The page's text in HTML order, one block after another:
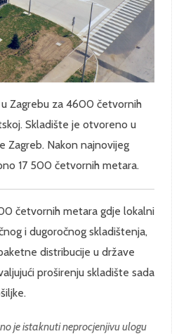
Zagrebu za 4600 četvornih
Skladište je otvoreno u
Zagreb. Nakon najnovijeg
17 500 četvornih metara.
četvornih metara gdje lokalni
i dugoročnog skladištenja,
distribucije u države
proširenju skladište sada
je istaknuti neprocjenjivu ulogu